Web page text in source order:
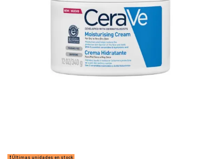
Últimas unidades en stock